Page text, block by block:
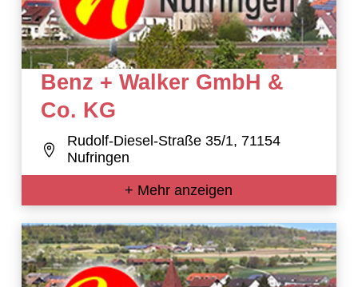
Benz + Walker GmbH &
Co. KG
Rudolf-Diesel-Straße 35/1, 71154
Nufringen
+ Mehr anzeigen